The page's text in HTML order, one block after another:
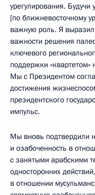
урегулирования. Будучи
[по ближневосточному
важную роль. Я
важности решения
ключевого
поддержки
Мы с Президентом
достижения
президентского
импульс.
Мы вновь подтвердили
и озабоченность в
с занятыми арабскими
односторонних
в отношении